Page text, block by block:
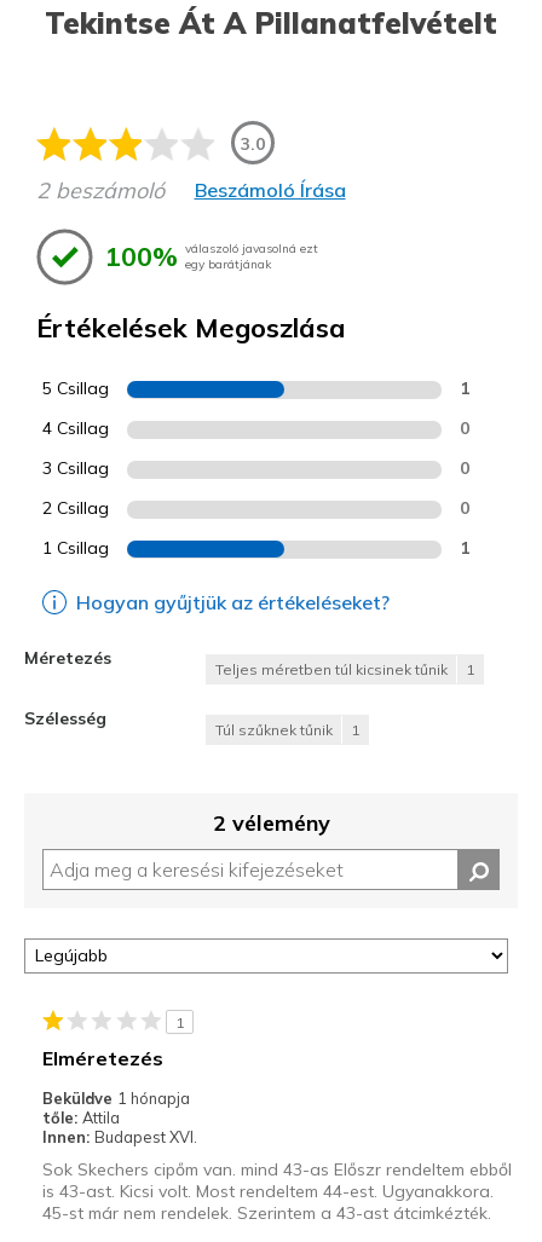
Tekintse Át A Pillanatfelvételt
3.0
2 beszámoló Beszámoló Írása
100% válaszoló javasolná ezt
egy barátjának
Értékelések Megoszlása
5 Csillag 1
4 Csillag 0
3 Csillag 0
2 Csillag 0
1 Csillag 1
Hogyan gyűjtjük az értékeléseket?
Méretezés
Teljes méretben túl kicsinek tűnik 1
Szélesség
Túl szűknek tűnik 1
2 vélemény
1
Elméretezés
Beküldve 1 hónapja
tőle: Attila
Innen: Budapest XVI.
Sok Skechers cipőm van. mind 43-as Előszr rendeltem ebből
is 43-ast. Kicsi volt. Most rendeltem 44-est. Ugyanakkora.
45-st már nem rendelek. Szerintem a 43-ast átcimkézték.